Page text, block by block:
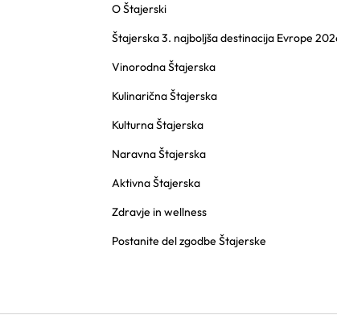
O Štajerski
Štajerska 3. najboljša destinacija Evrope
Vinorodna Štajerska
Kulinarična Štajerska
Kulturna Štajerska
Naravna Štajerska
Aktivna Štajerska
Zdravje in wellness
Postanite del zgodbe Štajerske